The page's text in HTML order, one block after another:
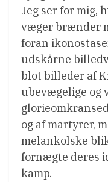
Jeg ser for mig,
væger brænder
foran
udskårne
blot billeder af
ubevægelige og
og af martyrer,
melankolske
fornægte deres
kamp.